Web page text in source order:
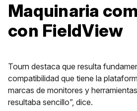
Maquinaria
con FieldView
Tourn destaca que resulta
compatibilidad que tiene la
marcas de monitores y
resultaba sencillo”, dice.